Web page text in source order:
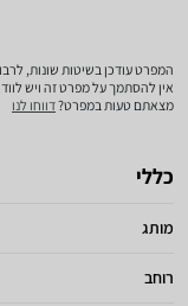
המפרט עודכן בשיטות שונות,
אין להסתמך על מפרט זה ויש
מצאתם טעות במפרט?דווחו לנו
כללי
מותג
רוחב